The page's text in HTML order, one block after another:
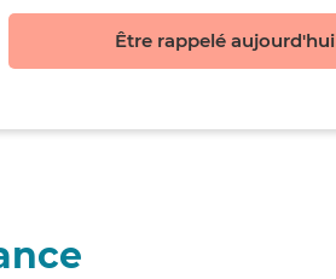
Être rappelé aujourd'hui